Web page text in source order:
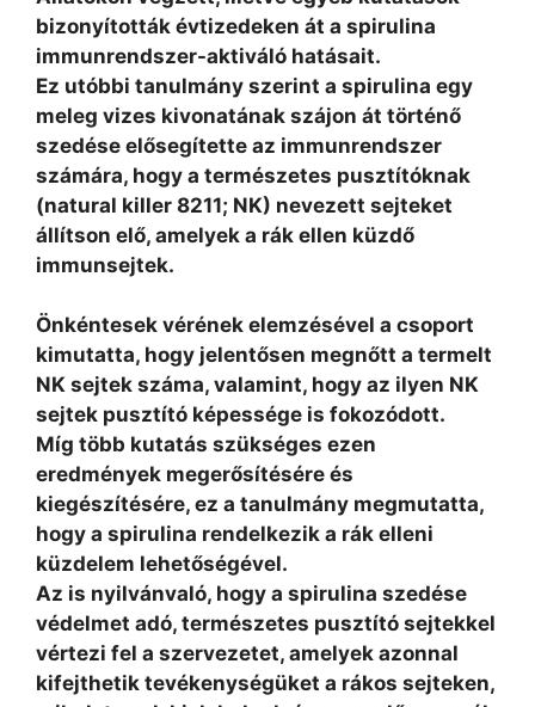
bizonyították évtizedeken át a spirulina
immunrendszer-aktiváló hatásait.
Ez utóbbi tanulmány szerint a spirulina egy
meleg vizes kivonatának szájon át történő
szedése elősegítette az immunrendszer
számára, hogy a természetes pusztítóknak
(natural killer 8211; NK) nevezett sejteket
állítson elő, amelyek a rák ellen küzdő
immunsejtek.
Önkéntesek vérének elemzésével a csoport
kimutatta, hogy jelentősen megnőtt a termelt
NK sejtek száma, valamint, hogy az ilyen NK
sejtek pusztító képessége is fokozódott.
Míg több kutatás szükséges ezen
eredmények megerősítésére és
kiegészítésére, ez a tanulmány megmutatta,
hogy a spirulina rendelkezik a rák elleni
küzdelem lehetőségével.
Az is nyilvánvaló, hogy a spirulina szedése
védelmet adó, természetes pusztító sejtekkel
vértezi fel a szervezetet, amelyek azonnal
kifejthetik tevékenységüket a rákos sejteken,